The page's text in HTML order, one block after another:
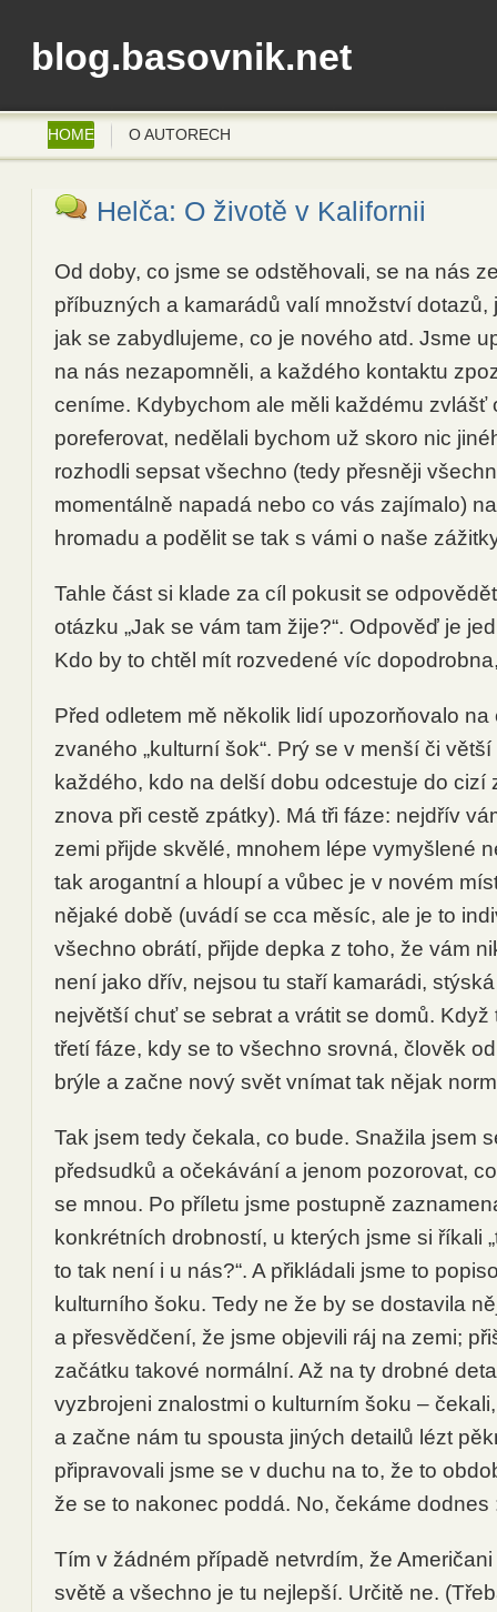
blog.basovnik.net
HOME O AUTORECH
Helča: O životě v Kalifornii
Od doby, co jsme se odstěhovali, se na nás
příbuzných a kamarádů valí množství dotazů,
jak se zabydlujeme, co je nového atd. Jsme
na nás nezapomněli, a každého kontaktu
ceníme. Kdybychom ale měli každému zvlášť
poreferovat, nedělali bychom už skoro nic
rozhodli sepsat všechno (tedy přesněji
momentálně napadá nebo co vás zajímalo)
hromadu a podělit se tak s vámi o naše
Tahle část si klade za cíl pokusit se
otázku „Jak se vám tam žije?“. Odpověď je
Kdo by to chtěl mít rozvedené víc
Před odletem mě několik lidí upozorňovalo
zvaného „kulturní šok“. Prý se v menší či
každého, kdo na delší dobu odcestuje do cizí
znova při cestě zpátky). Má tři fáze: nejdřív
zemi přijde skvělé, mnohem lépe vymyšlené
tak arogantní a hloupí a vůbec je v novém
nějaké době (uvádí se cca měsíc, ale je to
všechno obrátí, přijde depka z toho, že vám
není jako dřív, nejsou tu staří kamarádi,
největší chuť se sebrat a vrátit se domů. Když
třetí fáze, kdy se to všechno srovná, člověk
brýle a začne nový svět vnímat tak nějak
Tak jsem tedy čekala, co bude. Snažila jsem
předsudků a očekávání a jenom pozorovat,
se mnou. Po příletu jsme postupně
konkrétních drobností, u kterých jsme si říkali
to tak není i u nás?“. A přikládali jsme to
kulturního šoku. Tedy ne že by se dostavila
a přesvědčení, že jsme objevili ráj na zemi;
začátku takové normální. Až na ty drobné
vyzbrojeni znalostmi o kulturním šoku –
a začne nám tu spousta jiných detailů lézt
připravovali jsme se v duchu na to, že to
že se to nakonec poddá. No, čekáme dodnes
Tím v žádném případě netvrdím, že
světě a všechno je tu nejlepší. Určitě ne.